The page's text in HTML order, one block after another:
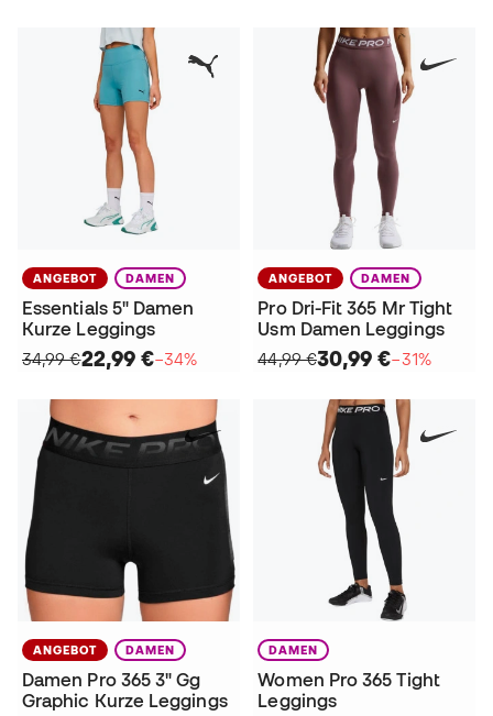
ANGEBOT DAMEN
Essentials 5" Damen
Kurze Leggings
34,99 €22,99 €−34%
ANGEBOT DAMEN
Pro Dri-Fit 365 Mr Tight
Usm Damen Leggings
44,99 €30,99 €−31%
ANGEBOT DAMEN
Damen Pro 365 3" Gg
Graphic Kurze Leggings
DAMEN
Women Pro 365 Tight
Leggings